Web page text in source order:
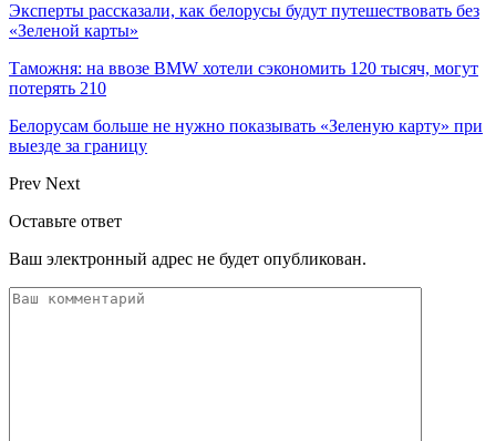
Эксперты рассказали, как белорусы будут путешествовать без
«Зеленой карты»
Таможня: на ввозе BMW хотели сэкономить 120 тысяч, могут
потерять 210
Белорусам больше не нужно показывать «Зеленую карту» при
выезде за границу
Prev Next
Оставьте ответ
Ваш электронный адрес не будет опубликован.